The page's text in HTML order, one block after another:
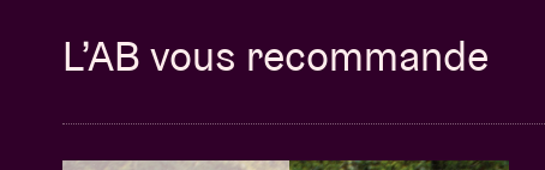
L’AB vous recommande